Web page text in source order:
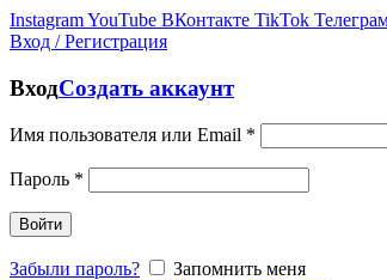
InstagramYouTube ВКонтакте TikTok
Вход / Регистрация
ВходСоздать аккаунт
Имя пользователя или Email *
Пароль *
Войти
Забыли пароль?
Запомнить меня